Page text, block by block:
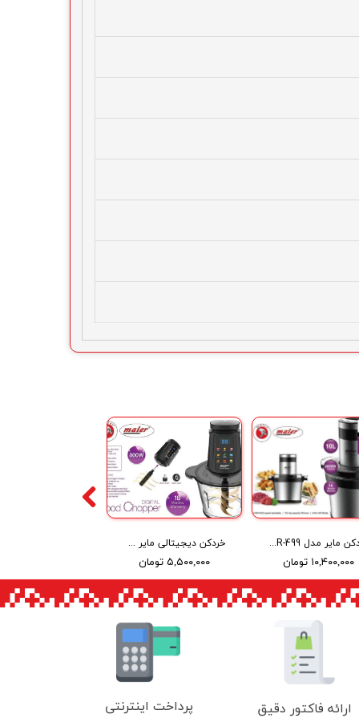
خردکن دیجیتالی مایر مدل Maier MR-495B
۵,۵۰۰,۰۰۰ تومان
خردکن مایر مدل Maier MR-499
۱۰,۴۰۰,۰۰۰ تومان
ارائه فاکتور دقیق پرداخت اینترنتی